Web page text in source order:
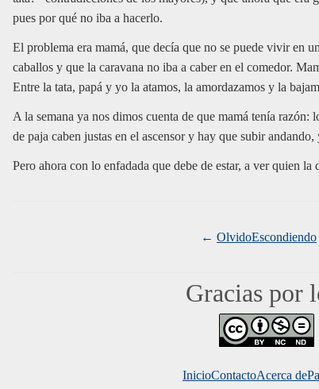
pues por qué no iba a hacerlo.
El problema era mamá, que decía que no se puede vivir en
caballos y que la caravana no iba a caber en el comedor.
Entre la tata, papá y yo la atamos, la amordazamos y la
A la semana ya nos dimos cuenta de que mamá tenía razón:
de paja caben justas en el ascensor y hay que subir
Pero ahora con lo enfadada que debe de estar, a ver quien la
OlvidoEscondiendo
Gracias por
InicioContactoAcerca de